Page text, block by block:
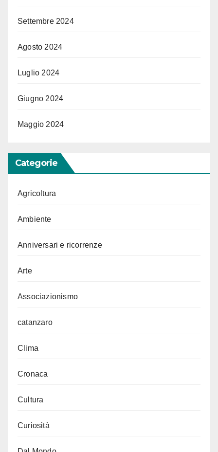
Settembre 2024
Agosto 2024
Luglio 2024
Giugno 2024
Maggio 2024
Categorie
Agricoltura
Ambiente
Anniversari e ricorrenze
Arte
Associazionismo
catanzaro
Clima
Cronaca
Cultura
Curiosità